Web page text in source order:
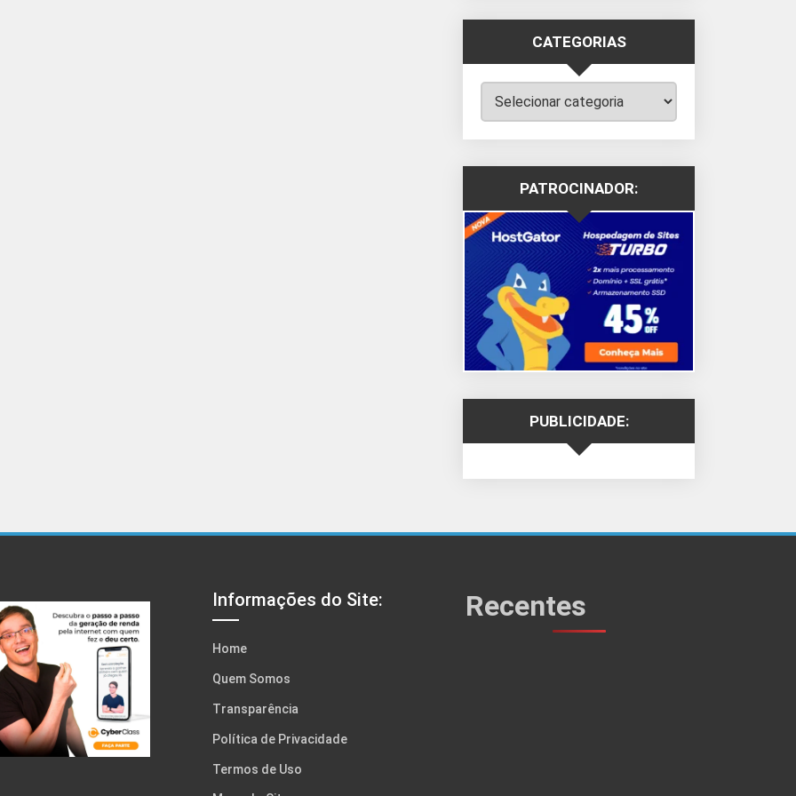
CATEGORIAS
Categorias
PATROCINADOR:
PUBLICIDADE:
Informações do Site:
Home
Quem Somos
Transparência
Política de Privacidade
Termos de Uso
Recentes